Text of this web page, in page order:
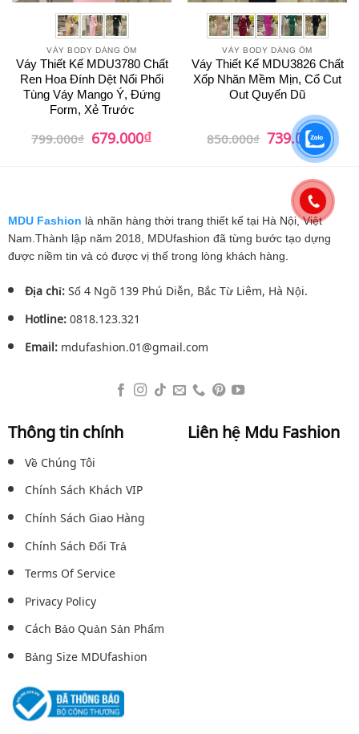
VÁY BODY DÁNG ÔM
Váy Thiết Kế MDU3780 Chất
Ren Hoa Đính Dệt Nổi Phối
Tùng Váy Mango Ý, Đứng
Form, Xẻ Trước
799.000₫ Giá
gốc
679.000₫Giá
hiện
VÁY BODY DÁNG ÔM
Váy Thiết Kế MDU3826 Chất
Xốp Nhăn Mềm Mịn, Cổ Cut
Out Quyến Dũ
850.000₫ Giá
gốc
850.000₫.
739.000₫Giá
hiện
tại
là:
MDU Fashion là nhãn hàng thời trang thiết kế tại Hà Nội, Việt
Nam.Thành lập năm 2018, MDUfashion đã từng bước tạo dựng
được niềm tin và có được vị thế trong lòng khách hàng.
Địa chỉ:Số 4 Ngõ 139 Phú Diễn, Bắc Từ Liêm, Hà Nội.
Hotline:0818.123.321
Email:mdufashion.01@gmail.com
Thông tin chính
Về Chúng Tôi
Chính Sách Khách VIP
Chính Sách Giao Hàng
Chính Sách Đổi Trả
Terms Of Service
Privacy Policy
Cách Bảo Quản Sản Phẩm
Bảng Size MDUfashion
Liên hệ Mdu Fashion